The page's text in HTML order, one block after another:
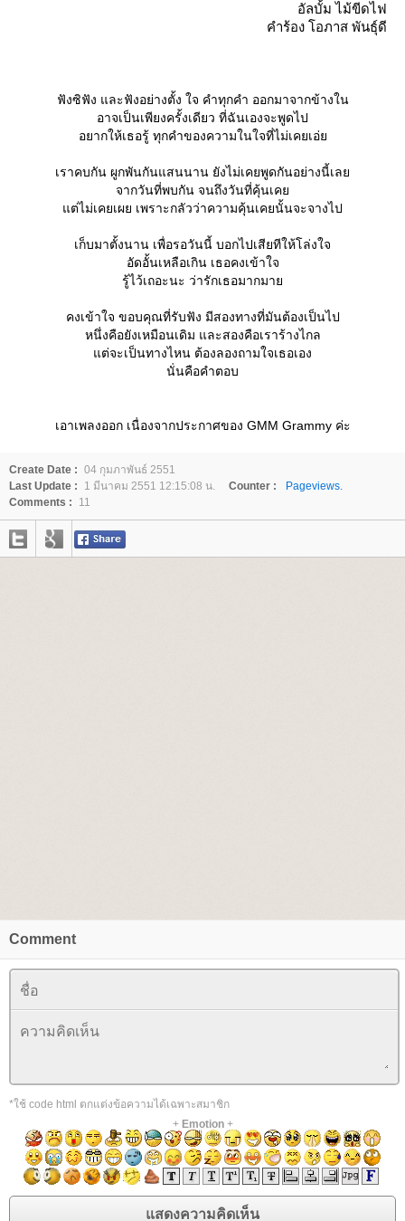
อัลบั้ม ไม้ขีดไฟ
คำร้อง โอภาส พันธุ์ดี
ฟังซิฟัง และฟังอย่างตั้ง ใจ คำทุกคำ ออกมาจากข้างใน
อาจเป็นเพียงครั้งเดียว ที่ฉันเองจะพูดไป
อยากให้เธอรู้ ทุกคำของความในใจที่ไม่เคยเอ่
เราคบกัน ผูกพันกันแสนนาน ยังไม่เคยพูดกันอย่างนี้เล
จากวันที่พบกัน จนถึงวันที่คุ้นเค
ต่ไม่เคยเผย เพราะกลัวว่าความคุ้นเคยนั้นจะจางไป
เก็บมาตั้งนาน เพื่อรอวันนี้ บอกไปเสียทีให้โล่งใจ
อัดอั้นเหลือเกิน เธอคงเข้าใจ
รู้ไว้เถอะนะ ว่ารักเธอมากมา
คงเข้าใจ ขอบคุณที่รับฟัง มีสองทางที่มันต้องเป็นไป
หนึ่งคือยังเหมือนเดิม และสองคือเราร้างไกล
ต่จะเป็นทางไหน ต้องลองถามใจเธอเอง
นั่นคือคำตอบ
เอาเพลงออก เนื่องจากประกาศของ GMM Grammy ค่ะ
Create Date : 04 กุมภาพันธ์ 2551
Last Update :
1 มีนาคม 2551 12:15:08 น. Counter :
Pageviews.
Comments :
11
Comment
*ใช้ code html ตกแต่งข้อความได้เฉพาะสมาชิก
+ Emotion+